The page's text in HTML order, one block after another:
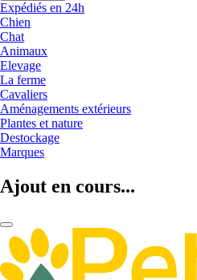
Expédiés en 24h
Chien
Chat
Animaux
Elevage
La ferme
Cavaliers
Aménagements extérieurs
Plantes et nature
Destockage
Marques
Ajout en cours...